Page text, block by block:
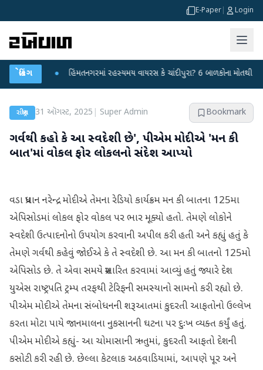
E-Paper Login
બ્રેકિંગ
કર્યા હિંમતનગરમાં રહસ્યમય વાયરસ કે ચાંદીપુરા? 6 બાળકોના મોતથી ફફડાટ
રાષ્ટ્રીય 31 ઑગસ્ટ, 2025 Super Admin Bookmark
ગર્વથી કહો કે આ સ્વદેશી છે', પીએમ મોદીએ 'મન કી
બાત'માં વોકલ ફોર લોકલનો સંદેશ આપ્યો
વડા પ્રધાન નરેન્દ્ર મોદીએ તેમના રેડિયો કાર્યક્રમ મન કી બાતના 125મા
એપિસોડમાં લોકલ ફોર વોકલ પર ભાર મૂક્યો હતો. તેમણે લોકોને
સ્વદેશી ઉત્પાદનોનો ઉપયોગ કરવાની અપીલ કરી હતી અને કહ્યું હતું કે
તેમણે ગર્વથી કહેવું જોઈએ કે તે સ્વદેશી છે. આ મન કી બાતનો 125મો
એપિસોડ છે. તે એવા સમયે પ્રસારિત કરવામાં આવ્યું હતું જ્યારે દેશ
યુએસ રાષ્ટ્રપતિ ટ્રમ્પ તરફથી ટેરિફની સમસ્યાનો સામનો કરી રહ્યો છે.
પીએમ મોદીએ તેમના સંબોધનની શરૂઆતમાં કુદરતી આફતોનો ઉલ્લેખ
કરતા મોટા પાયે જાનમાલના નુકસાનની ઘટના પર દુઃખ વ્યક્ત કર્યું હતું.
પીએમ મોદીએ કહ્યું- આ ચોમાસાની ઋતુમાં, કુદરતી આફતો દેશની
કસોટી કરી રહી છે. છેલ્લા કેટલાક અઠવાડિયામાં, આપણે પૂર અને